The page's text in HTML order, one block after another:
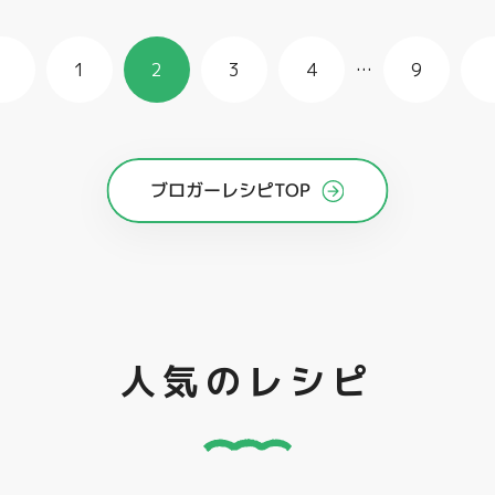
1 2 3 4 … 9
ブロガーレシピTOP
人気のレシピ